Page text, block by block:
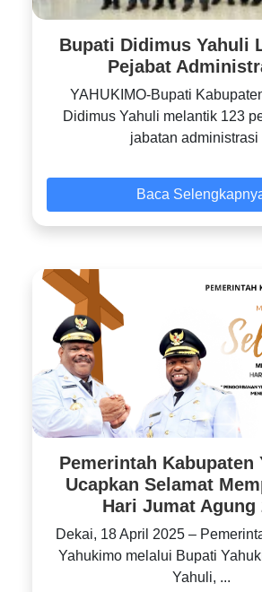
Bupati Didimus Yahuli
Pejabat
YAHUKIMO-Bupati
Didimus Yahuli melantik 123
jabatan administrasi
Baca
Pemerintah Kabupaten
Ucapkan Selamat
Hari Jumat Agung
Dekai, 18 April 2025 –
Yahukimo melalui Bupati
Yahuli, ...